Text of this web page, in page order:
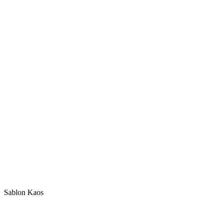
Sablon Kaos